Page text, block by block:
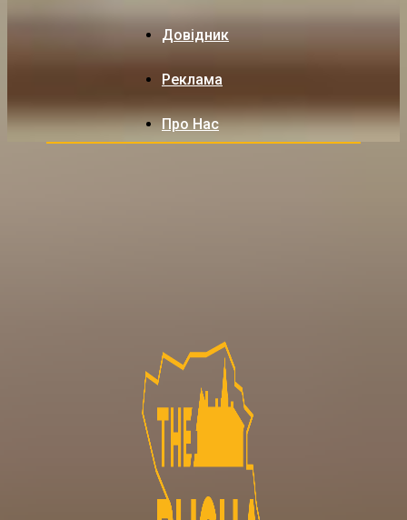
Довідник
Реклама
Про Нас